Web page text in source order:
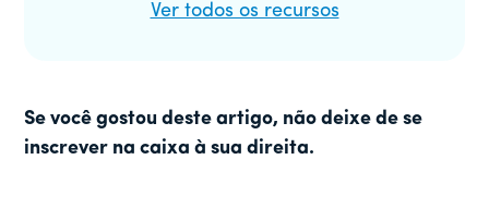
Ver todos os recursos
Se você gostou deste artigo, não deixe de se
inscrever na caixa à sua direita.